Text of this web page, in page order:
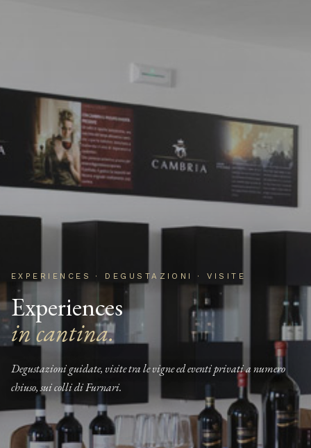
EXPERIENCES · DEGUSTAZIONI · VISITE
Experiences
in cantina.
Degustazioni guidate, visite tra le vigne ed eventi privati a numero
chiuso, sui colli di Furnari.